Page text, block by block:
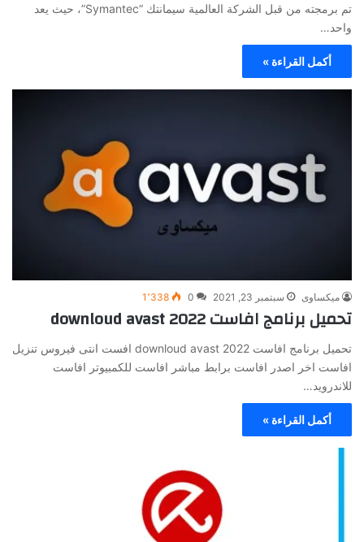
تم برمجته من قبل الشركة العالمية سيمانتك “Symantec”، حيث يعد
واحد…
أكمل القراءة »
ميكساوى سبتمبر 23, 2021 0 1٬338
تحميل برنامج افاست 2022 downloud avast
تحميل برنامج افاست 2022 downloud avast افست انتى فيروس تنزيل
افاست اخر اصدر افاست برابط مباشر افاست للكمبيوتر افاست
للاندرويد…
أكمل القراءة »